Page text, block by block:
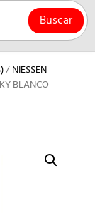
Buscar
/NIESSEN
BLANCO